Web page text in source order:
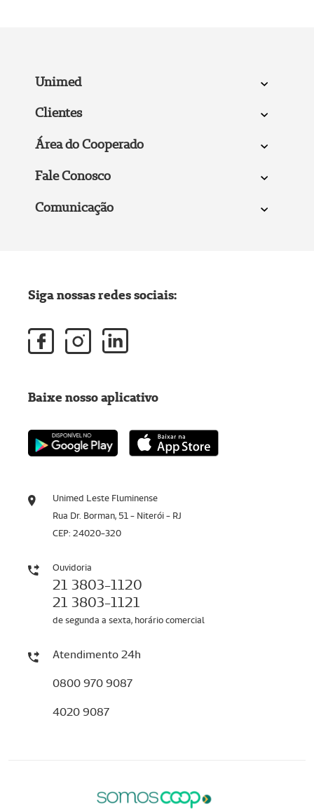
Unimed
Clientes
Área do Cooperado
Fale Conosco
Comunicação
Unimed Leste Fluminense
Rua Dr. Borman, 51 - Niterói - RJ
CEP: 24020-320
Ouvidoria
21 3803-1120
21 3803-1121
de segunda a sexta, horário comercial
Atendimento 24h
0800 970 9087
4020 9087
Siga nossas redes sociais:
Baixe nosso aplicativo